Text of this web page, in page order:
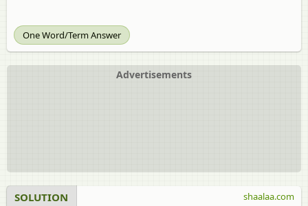
One Word/Term Answer
Advertisements
SOLUTION shaalaa.com